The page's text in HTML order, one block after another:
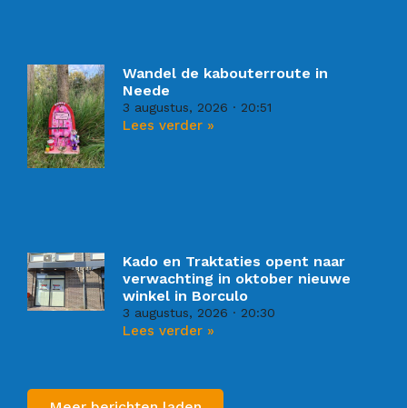
Wandel de kabouterroute in
Neede
3 augustus, 2026 20:51
Lees verder »
Kado en Traktaties opent naar
verwachting in oktober nieuwe
winkel in Borculo
3 augustus, 2026 20:30
Lees verder »